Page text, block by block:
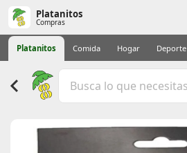
Platanitos
Compras
Platanitos Comida Hogar Deporte